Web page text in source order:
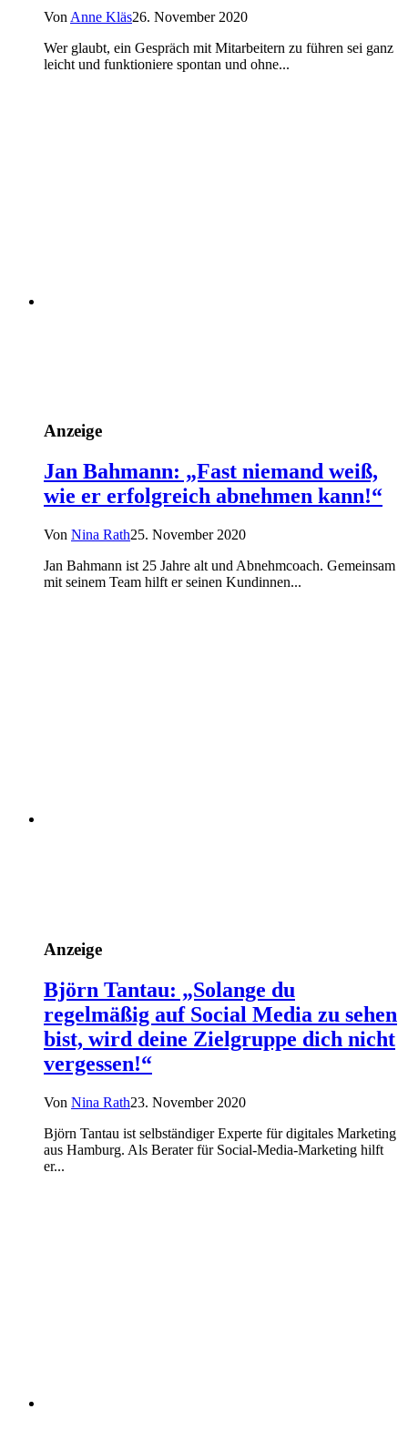
Von Anne Kläs26. November 2020
Wer glaubt, ein Gespräch mit Mitarbeitern zu führen sei ganz
leicht und funktioniere spontan und ohne...
Anzeige
Jan Bahmann: „Fast niemand weiß,
wie er erfolgreich abnehmen kann!“
Von Nina Rath25. November 2020
Jan Bahmann ist 25 Jahre alt und Abnehmcoach. Gemeinsam
mit seinem Team hilft er seinen Kundinnen...
Anzeige
Björn Tantau: „Solange du
regelmäßig auf Social Media zu sehen
bist, wird deine Zielgruppe dich nicht
vergessen!“
Von Nina Rath23. November 2020
Björn Tantau ist selbständiger Experte für digitales Marketing
aus Hamburg. Als Berater für Social-Media-Marketing hilft
er...